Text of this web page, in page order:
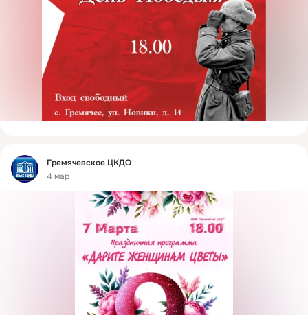
Фид
Гремячевское ЦКДО
4 мар